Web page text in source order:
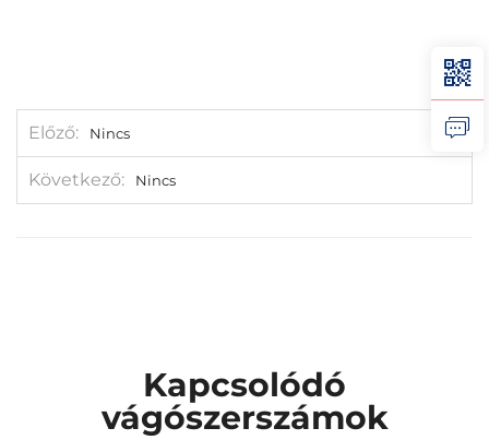
Előző Nincs
Következő Nincs
Kapcsolódó
vágószerszámok